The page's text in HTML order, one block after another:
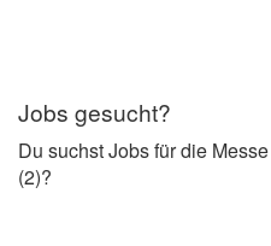
Jobs gesucht?
Du suchst Jobs für die
(2)?